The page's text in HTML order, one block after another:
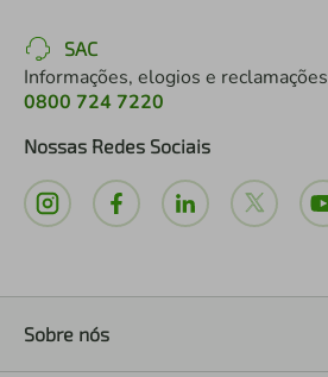
SAC
Informações, elogios e reclamações
0800 724 7220
Nossas Redes Sociais
Sobre nós